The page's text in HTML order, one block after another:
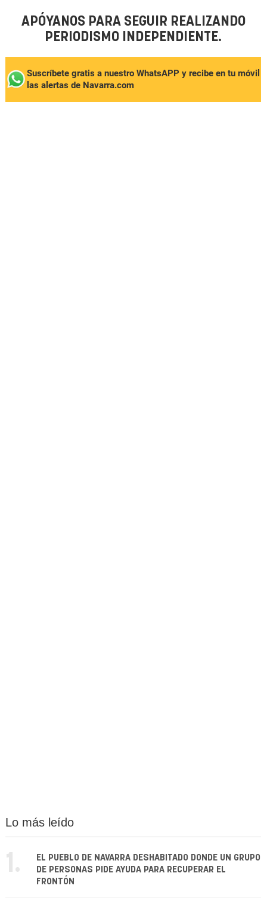
APÓYANOS PARA SEGUIR REALIZANDO
PERIODISMO INDEPENDIENTE.
Suscríbete gratis a nuestro WhatsAPP y recibe en tu móvil
las alertas de Navarra.com
Lo más leído
1.
EL PUEBLO DE NAVARRA DESHABITADO DONDE UN GRUPO
DE PERSONAS PIDE AYUDA PARA RECUPERAR EL
FRONTÓN